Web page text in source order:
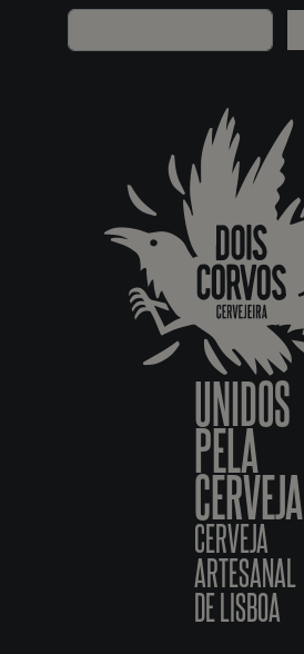
UNIDOS
PELA
CERVEJA
CERVEJA
ARTESANAL
DE LISBOA